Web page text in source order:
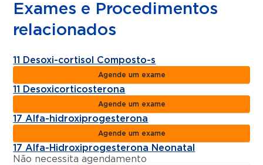
Exames e Procedimentos
relacionados
11 Desoxi-cortisol Composto-s
Agende um exame
11 Desoxicorticosterona
Agende um exame
17 Alfa-hidroxiprogesterona
Agende um exame
17 Alfa-Hidroxiprogesterona Neonatal
Não necessita agendamento